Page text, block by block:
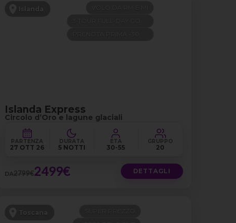
Islanda
Islanda Express
Circolo d’Oro e lagune glaciali
PARTENZA
27 OTT 26
DURATA
5 NOTTI
ETÀ
30-55
GRUPPO
20
DA2799€2499€ DETTAGLI
Toscana